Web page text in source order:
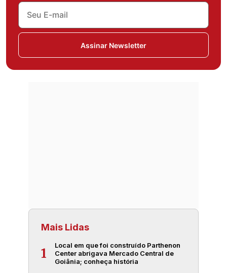
Assinar Newsletter
Mais Lidas
1
Local em que foi construído Parthenon
Center abrigava Mercado Central de
Goiânia; conheça história